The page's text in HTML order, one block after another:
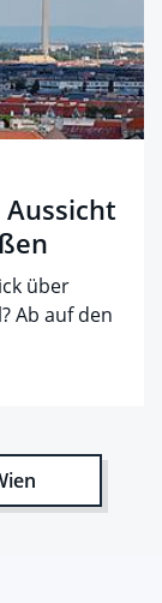
über
Ab auf den